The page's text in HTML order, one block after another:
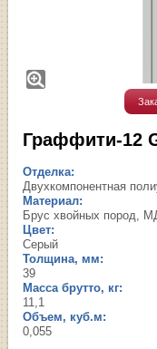
Граффити-12
Отделка:
Двухкомпонентная
Материал:
Брус хвойных пород,
Цвет:
Серый
Толщина, мм:
39
Масса брутто, кг:
11,1
Объем, куб.м:
0,055